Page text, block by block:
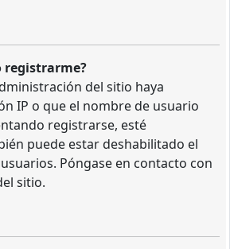
registrarme?
del sitio haya
IP o que el nombre de usuario
registrarse, esté
puede estar deshabilitado el
Póngase en contacto con
sitio.